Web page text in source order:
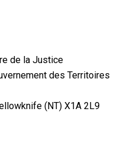
de la Justice
des Territoires
(NT) X1A 2L9